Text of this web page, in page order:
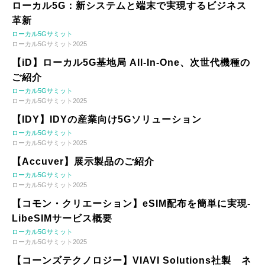
ローカル5G：新システムと端末で実現するビジネス
革新
ローカル5Gサミット
ローカル5Gサミット2025
【iD】ローカル5G基地局 All-In-One、次世代機種の
ご紹介
ローカル5Gサミット
ローカル5Gサミット2025
【IDY】IDYの産業向け5Gソリューション
ローカル5Gサミット
ローカル5Gサミット2025
【Accuver】展示製品のご紹介
ローカル5Gサミット
ローカル5Gサミット2025
【コモン・クリエーション】eSIM配布を簡単に実現-
LibeSIMサービス概要
ローカル5Gサミット
ローカル5Gサミット2025
【コーンズテクノロジー】VIAVI Solutions社製 ネ